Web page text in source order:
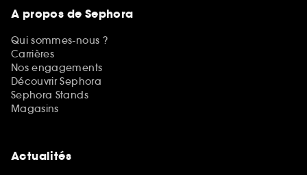
A propos de Sephora
Qui sommes-nous ?
Carrières
Nos engagements
Découvrir Sephora
Sephora Stands
Magasins
Actualités